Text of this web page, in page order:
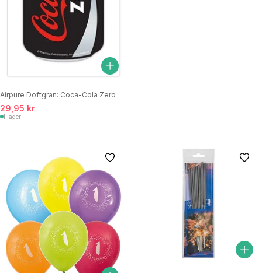
Airpure Doftgran: Coca-Cola Zero
29,95 kr
I lager